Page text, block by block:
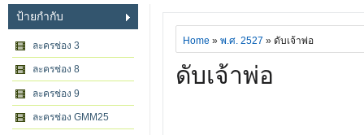
ป้ายกำกับ
ละครช่อง 3
ละครช่อง 8
ละครช่อง 9
ละครช่อง GMM25
Home » พ.ศ. 2527 » ดับเจ้าพ่อ
ดับเจ้าพ่อ